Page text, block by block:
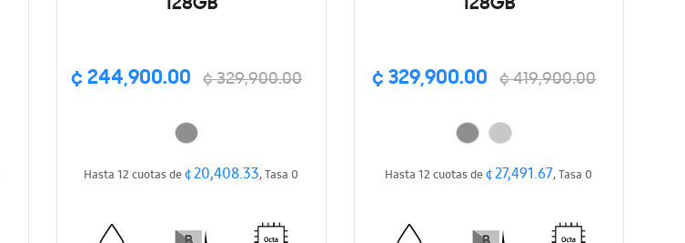
128GB
¢ 244,900.00 ¢ 329,900.00
Hasta 12 cuotas de¢ 20,408.33, Tasa 0
128GB
¢ 329,900.00 ¢ 419,900.00
Hasta 12 cuotas de¢ 27,491.67, Tasa 0